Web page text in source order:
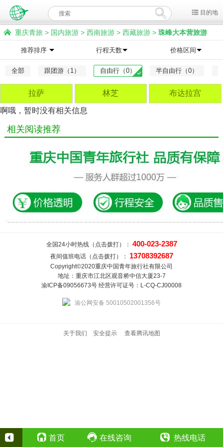
目的地
重庆青旅 > 国内旅游 > 西南旅游 > 西藏旅游 > 珠峰大本营旅游
推荐排序 行程天数 价格区间
全部 跟团游（1） 自由行（0） 半自由行（0）
拉萨 林芝 布达拉宫
啊哦，暂时没有相关信息
相关阅读推荐
全国24小时热线（点击拨打）： 400-023-2387
夜间值班电话（点击拨打）： 13708392687
Copyright©2020重庆中国青年旅行社有限公司
地址：重庆市江北区观音桥中信大厦23-7
渝ICP备09056673号 经营许可证号：L-CQ-CJ00008
渝公网安备 50010502001356号
关于我们 安全提示 查看腾讯地图
首页 在线咨询 热线电话